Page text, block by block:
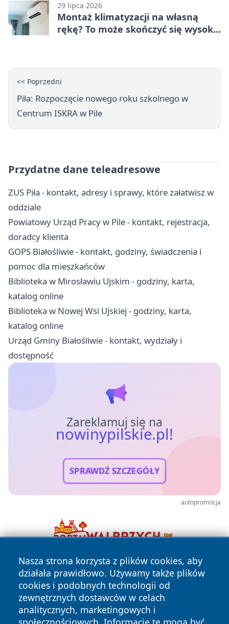
29 lipca 2026
Montaż klimatyzacji na własną
rękę? To może skończyć się wysoką
<< Poprzedni
Piła: Rozpoczęcie nowego roku szkolnego w
Centrum ISKRA w Pile
Przydatne dane teleadresowe
ZUS Piła - kontakt, adresy i sprawy, które załatwisz w
oddziale
Powiatowy Urząd Pracy w Pile - kontakt, rejestracja,
doradcy klienta
GOPS Białośliwie - kontakt, godziny, świadczenia i
pomoc dla mieszkańców
Biblioteka w Mirosławiu Ujskim - godziny, karta,
katalog online
Biblioteka w Nowej Wsi Ujskiej - godziny, karta,
katalog online
Urząd Gminy Białośliwie - kontakt, wydziały i
dostępność
Zareklamuj się na
nowinypilskie.pl!
SPRAWDŹ SZCZEGÓŁY
autopromocja
Nasza strona korzysta z plików cookies, aby
działała prawidłowo. Używamy także plików
cookies i podobnych technologii od
zewnętrznych dostawców w celach
analitycznych, marketingowych i